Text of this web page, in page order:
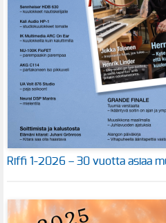
Riffi 1-2026 – 30 vuotta asiaa